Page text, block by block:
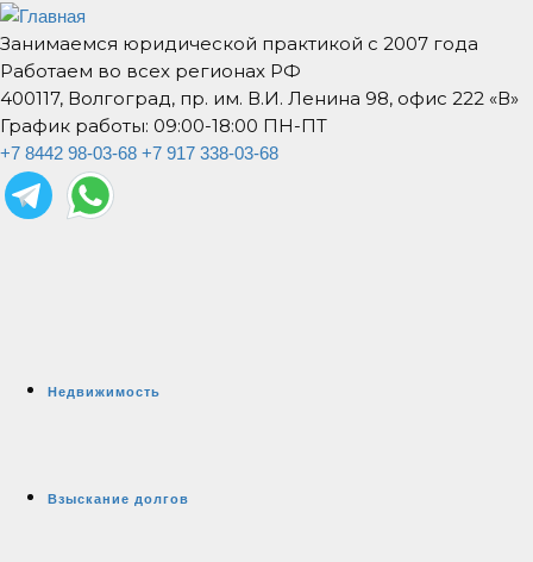
Занимаемся юридической практикой с 2007 года
Работаем во всех регионах РФ
400117, Волгоград, пр. им. В.И. Ленина 98, офис 222 «В»
График работы: 09:00-18:00 ПН-ПТ
+7 8442 98-03-68 +7 917 338-03-68
Недвижимость
Взыскание долгов